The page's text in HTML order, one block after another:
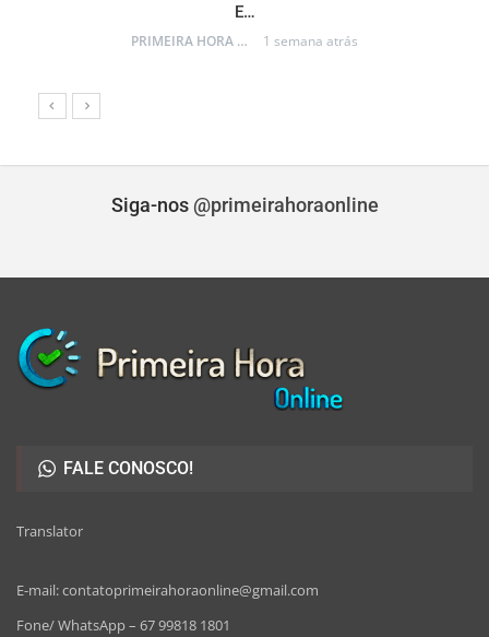
E…
PRIMEIRA HORA ONLINE 1 semana atrás
Siga-nos @primeirahoraonline
FALE CONOSCO!
Translator
E-mail: contatoprimeirahoraonline@gmail.com
Fone/ WhatsApp – 67 99818 1801